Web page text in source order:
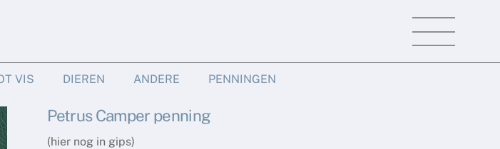
Menu
VIS DIEREN ANDERE PENNINGEN
Petrus Camper penning
(hier nog in gips)